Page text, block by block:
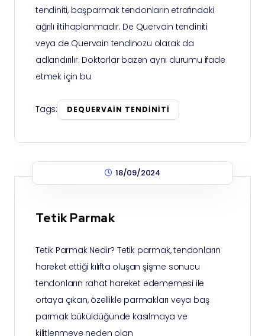
tendiniti, başparmak tendonların etrafındaki
ağrılı iltihaplanmadır. De Quervain tendiniti
veya de Quervain tendinozu olarak da
adlandırılır. Doktorlar bazen aynı durumu ifade
etmek için bu
Tags: DEQUERVAIN TENDINITI
18/09/2024
Tetik Parmak
Tetik Parmak Nedir? Tetik parmak, tendonların
hareket ettiği kılıfta oluşan şişme sonucu
tendonların rahat hareket edememesi ile
ortaya çıkan, özellikle parmakları veya baş
parmak büküldüğünde kasılmaya ve
kilitlenmeye neden olan